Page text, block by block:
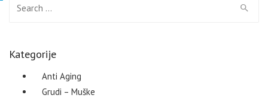
Kategorije
Anti Aging
Grudi – Muške